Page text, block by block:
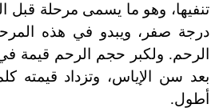
تنفيها، وهو ما يسمى مرحلة
درجة صفر، ويبدو في هذه
الرحم. ولكبر حجم الرحم قيمة
بعد سن الإياس، وتزداد قيمته
أطول.